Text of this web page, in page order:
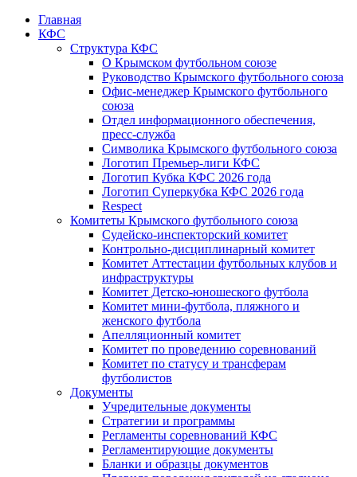
Главная
КФС
Структура КФС
О Крымском футбольном союзе
Руководство Крымского футбольного союза
Офис-менеджер Крымского футбольного
союза
Отдел информационного обеспечения,
пресс-служба
Символика Крымского футбольного союза
Логотип Премьер-лиги КФС
Логотип Кубка КФС 2026 года
Логотип Суперкубка КФС 2026 года
Respect
Комитеты Крымского футбольного союза
Судейско-инспекторский комитет
Контрольно-дисциплинарный комитет
Комитет Аттестации футбольных клубов и
инфраструктуры
Комитет Детско-юношеского футбола
Комитет мини-футбола, пляжного и
женского футбола
Апелляционный комитет
Комитет по проведению соревнований
Комитет по статусу и трансферам
футболистов
Документы
Учредительные документы
Стратегии и программы
Регламенты соревнований КФС
Регламентирующие документы
Бланки и образцы документов